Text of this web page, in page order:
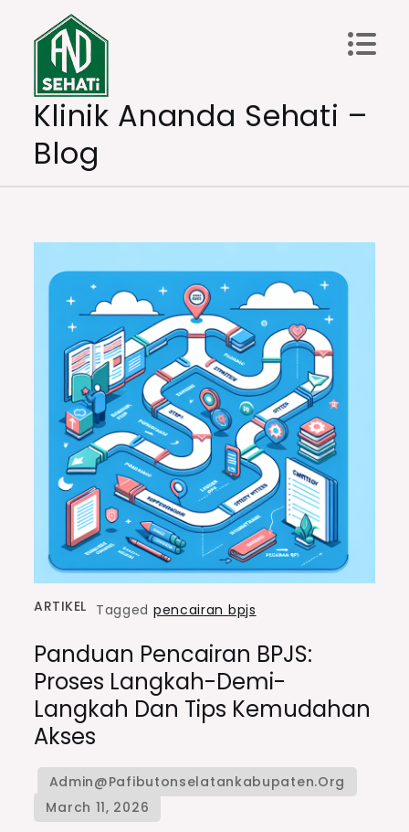
content
Klinik Ananda Sehati –
Blog
ARTIKEL Tagged pencairan bpjs
Panduan Pencairan BPJS:
Proses Langkah-Demi-
Langkah Dan Tips Kemudahan
Akses